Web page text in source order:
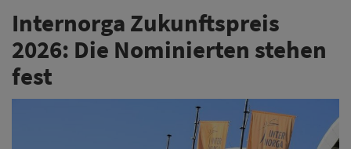
Internorga Zukunftspreis
2026: Die Nominierten stehen
fest